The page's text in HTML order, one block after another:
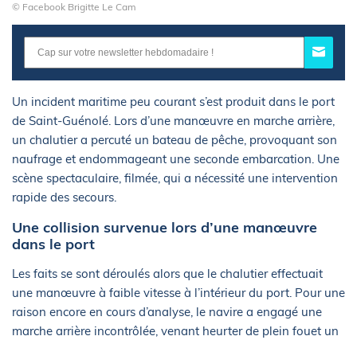
© Facebook Brigitte Le Cam
Un incident maritime peu courant s’est produit dans le port
de Saint-Guénolé. Lors d’une manœuvre en marche arrière,
un chalutier a percuté un bateau de pêche, provoquant son
naufrage et endommageant une seconde embarcation. Une
scène spectaculaire, filmée, qui a nécessité une intervention
rapide des secours.
Une collision survenue lors d’une manœuvre
dans le port
Les faits se sont déroulés alors que le chalutier effectuait
une manœuvre à faible vitesse à l’intérieur du port. Pour une
raison encore en cours d’analyse, le navire a engagé une
marche arrière incontrôlée, venant heurter de plein fouet un